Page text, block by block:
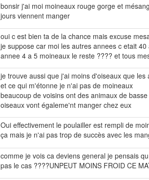
bonsir j'ai moi moineaux rouge gorge et
jours viennent manger
oui c est bien ta de la chance mais excuse
je suppose car moi les autres annees c etait
annee 4 a 5 moineaux le reste ???? et tous
je trouve aussi que j'ai moins d'oiseaux que les
et ce qui m'étonne je n'ai pas de moineaux
beaucoup de voisins ont des animaux de
oiseaux vont égaleme'nt manger chez eux
Oui effectivement le poulailler est rempli de
ça mais je n'ai pas trop de succès avec les
comme je vois ca deviens general je pensais
pas le cas ????UNPEUT MOINS FROID CE